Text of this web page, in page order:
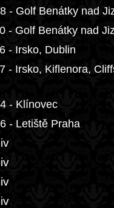
- Golf Benátky nad
- Golf Benátky nad
- Irsko, Dublin
- Irsko, Kiflenora,
- Klínovec
- Letiště Praha